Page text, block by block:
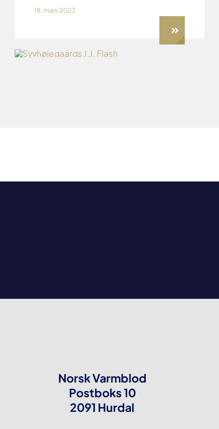
18. mars 2023
Norsk Varmblod
Postboks 10
2091 Hurdal